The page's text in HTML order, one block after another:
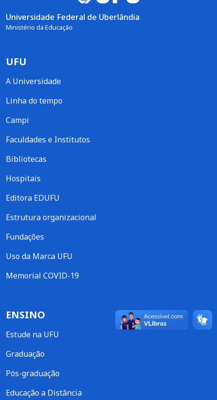
Universidade Federal de Uberlândia
Ministério da Educação
UFU
A Universidade
Linha do tempo
Campi
Faculdades e Institutos
Bibliotecas
Hospitais
Editora EDUFU
Estrutura organizacional
Fundações
Uso da Marca UFU
Memorial COVID-19
ENSINO
Estude na UFU
Graduação
Pós-graduação
Educação a Distância